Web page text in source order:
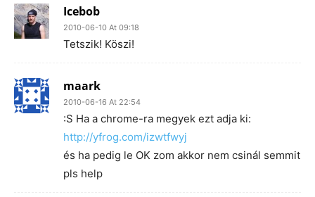
Icebob
2010-06-10 At 09:18
Tetszik! Köszi!
maark
2010-06-16 At 22:54
:S Ha a chrome-ra megyek ezt adja ki:
http://yfrog.com/izwtfwyj
és ha pedig le OK zom akkor nem csinál semmit
pls help